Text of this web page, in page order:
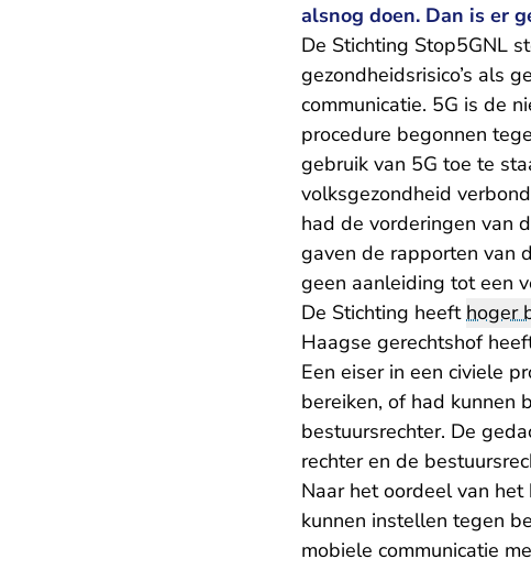
alsnog doen. Dan is er
De Stichting Stop5GNL
gezondheidsrisico’s als
communicatie. 5G is de
procedure begonnen
gebruik van 5G toe te
volksgezondheid
had de vorderingen van
gaven de rapporten van
geen aanleiding tot een
De Stichting heefthoger
Haagse gerechtshof
Een eiser in een civiele
bereiken, of had kunnen
bestuursrechter. De
rechter en de
Naar het oordeel van
kunnen instellen tegen
mobiele communicatie